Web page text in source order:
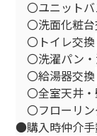
〇ユニット
〇洗面化粧台
〇トイレ交換
〇洗濯パン
〇給湯器交換
〇全室天井
〇フローリ
●購入時仲介手